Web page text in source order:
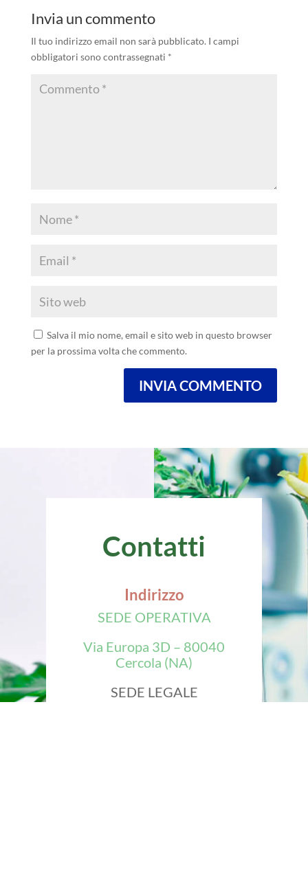
Invia un commento
Il tuo indirizzo email non sarà pubblicato. I campi
obbligatori sono contrassegnati *
Salva il mio nome, email e sito web in questo browser
per la prossima volta che commento.
INVIA COMMENTO
Contatti
Indirizzo
SEDE OPERATIVA
Via Europa 3D – 80040
Cercola (NA)
SEDE LEGALE